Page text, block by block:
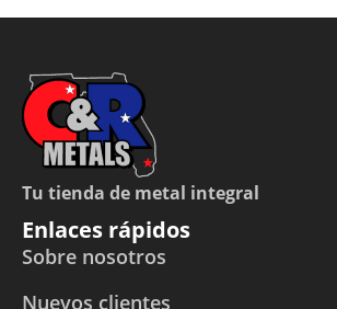
Tu tienda de metal integral
Enlaces rápidos
Sobre nosotros
Nuevos clientes